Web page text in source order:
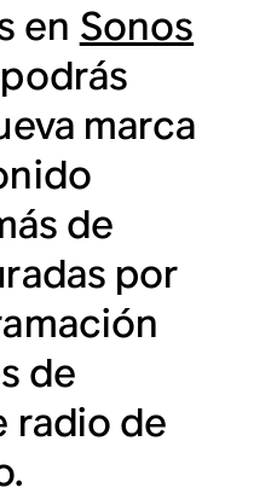
en Sonos
marca
de
por
de
radio de